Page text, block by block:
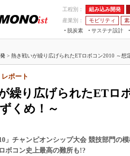
工程別： 組み込み開発
産業別：
モビリティ
脱炭素
サステナ設計
つながる工場AI×設備保全
IIFES
> 熱き戦いが繰り広げられたETロボコン2010 ～想
繰り広げられたETロ
くめ！～
ポート
」チャンピオンシップ大会 競技部門の
ボコン史上最高の難所も!?